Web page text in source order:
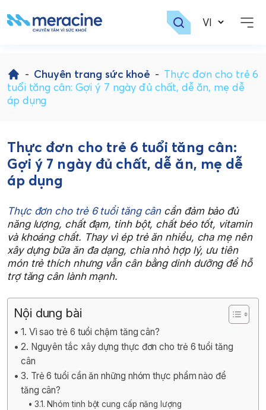
to
content
- Chuyên trang sức khoẻ - Thực đơn cho trẻ 6
tuổi tăng cân: Gợi ý 7 ngày đủ chất, dễ ăn, mẹ dễ
áp dụng
Thực đơn cho trẻ 6 tuổi tăng cân:
Gợi ý 7 ngày đủ chất, dễ ăn, mẹ dễ
áp dụng
Thực đơn cho trẻ 6 tuổi tăng câncần đảm bảo đủ
năng lượng, chất đạm, tinh bột, chất béo tốt, vitamin
và khoáng chất. Thay vì ép trẻ ăn nhiều, cha mẹ nên
xây dựng bữa ăn đa dạng, chia nhỏ hợp lý, ưu tiên
món trẻ thích nhưng vẫn cân bằng dinh dưỡng để hỗ
trợ tăng cân lành mạnh.
Nội dung bài
1. Vì sao trẻ 6 tuổi chậm tăng cân?
2. Nguyên tắc xây dựng thực đơn cho trẻ 6 tuổi tăng
cân
3. Trẻ 6 tuổi cần ăn những nhóm thực phẩm nào để
tăng cân?
3.1. Nhóm tinh bột cung cấp năng lượng